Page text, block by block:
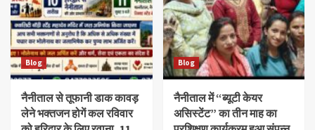
Blog
नैनीताल से तूफानी डाक कावड़
लेने भक्तजन होगें कल रविवार
Blog
नैनीताल में “ब्यूटी केयर
असिस्टेंट” का तीन माह का